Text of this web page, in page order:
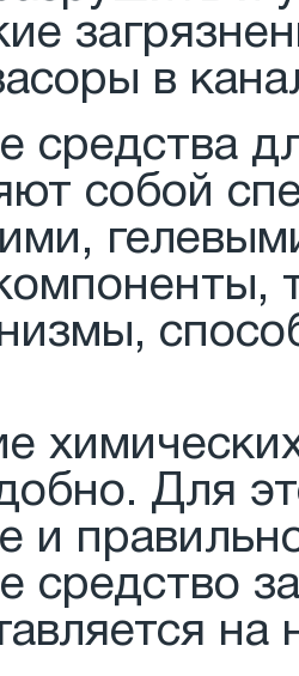
в
средства
собой
Для
и
средство